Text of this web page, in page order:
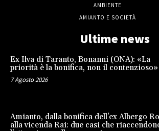
AMBIENTE
AMIANTO E SOCIETÀ
Ultime news
Ex Ilva di Taranto, Bonanni (ONA): «La
priorità è la bonifica, non il contenzioso»
7 Agosto 2026
Amianto, dalla bonifica dell’ex Albergo
alla vicenda Rai: due casi che